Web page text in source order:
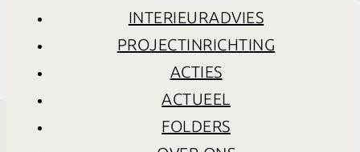
INTERIEURADVIES
PROJECTINRICHTING
ACTIES
ACTUEEL
FOLDERS